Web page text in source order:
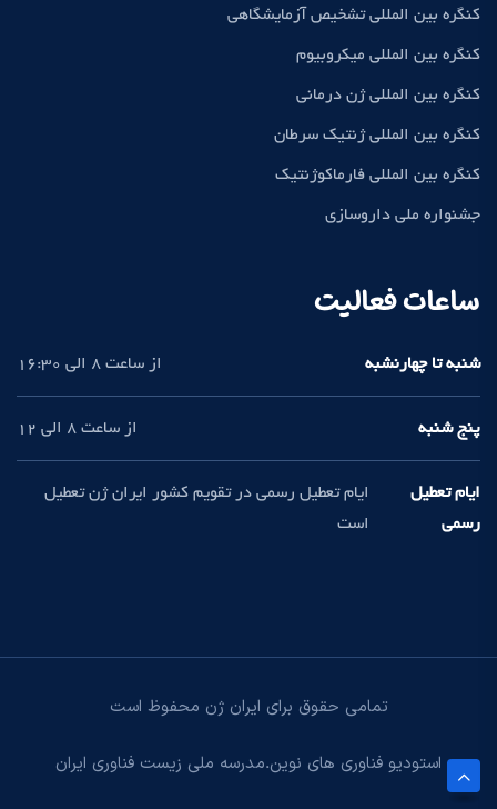
کنگره بین المللی تشخیص آزمایشگاهی
کنگره بین المللی میکروبیوم
کنگره بین المللی ژن درمانی
کنگره بین المللی ژنتیک سرطان
کنگره بین المللی فارماکوژنتیک
جشنواره ملی داروسازی
ساعات فعالیت
شنبه تا چهارنشبه از ساعت 8 الی 16:30
پنج شنبه از ساعت 8 الی 12
ایام تعطیل
رسمی
ایام تعطیل رسمی در تقویم کشور ایران ژن تعطیل
است
تمامی حقوق برای ایران ژن محفوظ است
استودیو فناوری های نوین مدرسه ملی زیست فناوری ایران